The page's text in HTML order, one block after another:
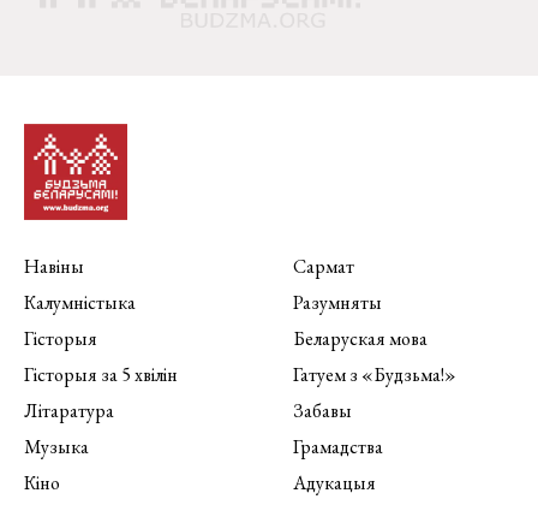
Навіны
Калумністыка
Гісторыя
Гісторыя за 5 хвілін
Літаратура
Музыка
Кіно
Сармат
Разумняты
Беларуская мова
Гатуем з «Будзьма!»
Забавы
Грамадства
Адукацыя